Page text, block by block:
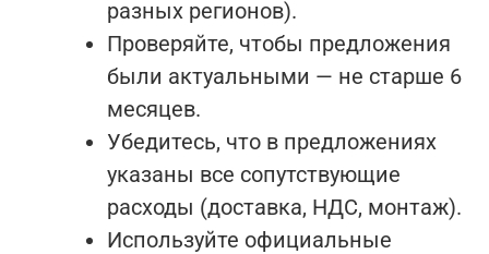
разных регионов).
Проверяйте, чтобы предложения
были актуальными — не старше 6
месяцев.
Убедитесь, что в предложениях
указаны все сопутствующие
расходы (доставка, НДС, монтаж).
Используйте официальные